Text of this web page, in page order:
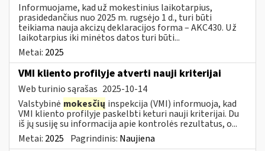
Informuojame, kad už mokestinius laikotarpius,
prasidedančius nuo 2025 m. rugsėjo 1 d., turi būti
teikiama nauja akcizų deklaracijos forma – AKC430. Už
laikotarpius iki minėtos datos turi būti...
Metai: 2025
VMI kliento profilyje atverti nauji kriterijai
Web turinio sąrašas 2025-10-14
Valstybinė mokesčių inspekcija (VMI) informuoja, kad
VMI kliento profilyje paskelbti keturi nauji kriterijai. Du
iš jų susiję su informacija apie kontrolės rezultatus, o...
Metai: 2025 Pagrindinis: Naujiena